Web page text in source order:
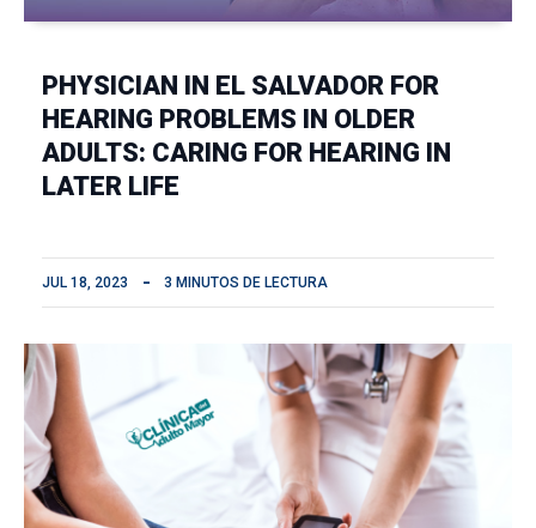
PHYSICIAN IN EL SALVADOR FOR
HEARING PROBLEMS IN OLDER
ADULTS: CARING FOR HEARING IN
LATER LIFE
JUL 18, 2023 3 MINUTOS DE LECTURA